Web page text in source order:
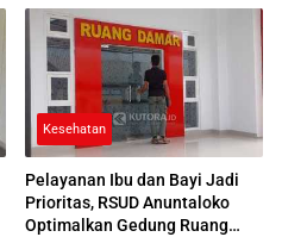
Kesehatan
Pelayanan Ibu dan Bayi Jadi
Prioritas, RSUD Anuntaloko
Optimalkan Gedung Ruang